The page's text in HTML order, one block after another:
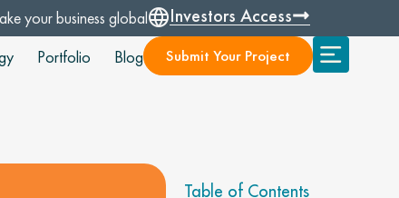
your business global Investors Access
Portfolio Blog Submit Your Project
Table of Contents